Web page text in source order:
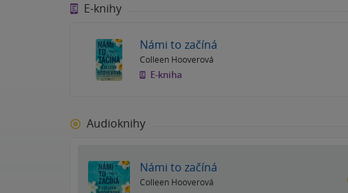
E-knihy
Námi to začíná
Colleen Hooverová
E-kniha
Audioknihy
Námi to začíná
Colleen Hooverová